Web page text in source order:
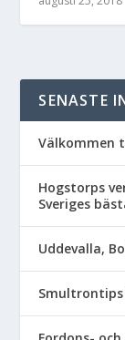
SENASTE
Välkommen
Hogstorps
Sveriges
Uddevalla,